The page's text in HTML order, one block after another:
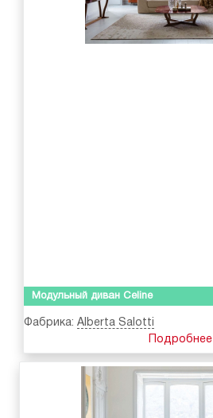
Модульный диван Celine
Фабрика: Alberta Salotti
Подробнее